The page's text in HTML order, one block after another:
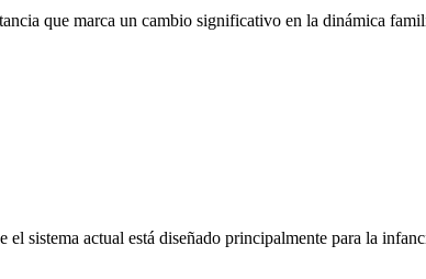
que marca un cambio significativo en la dinámica
sistema actual está diseñado principalmente para la